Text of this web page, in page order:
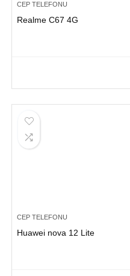
CEP TELEFONU
Realme C67 4G
CEP TELEFONU
Huawei nova 12 Lite